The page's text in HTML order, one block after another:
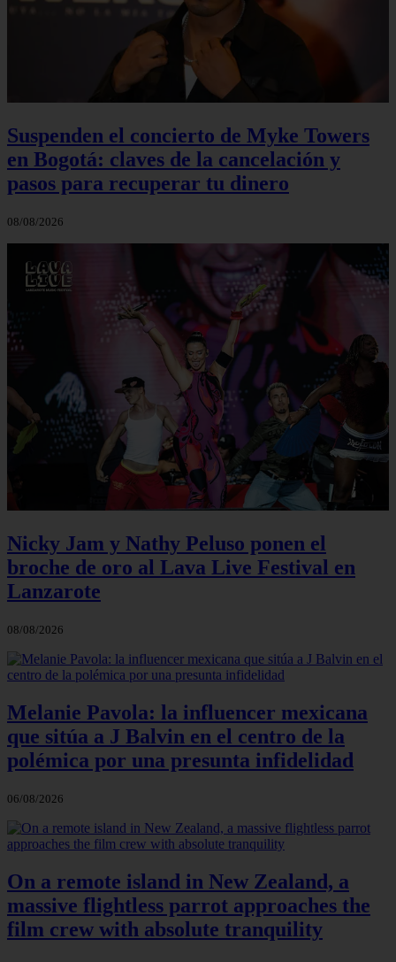
Suspenden el concierto de Myke Towers
en Bogotá: claves de la cancelación y
pasos para recuperar tu dinero
08/08/2026
Nicky Jam y Nathy Peluso ponen el
broche de oro al Lava Live Festival en
Lanzarote
08/08/2026
Melanie Pavola: la influencer mexicana
que sitúa a J Balvin en el centro de la
polémica por una presunta infidelidad
06/08/2026
On a remote island in New Zealand, a
massive flightless parrot approaches the
film crew with absolute tranquility